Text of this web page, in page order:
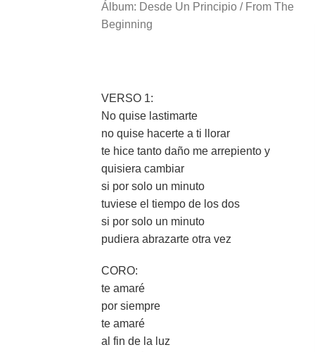
Álbum: Desde Un Principio / From The
Beginning
VERSO 1:
No quise lastimarte
no quise hacerte a ti llorar
te hice tanto daño me arrepiento y
quisiera cambiar
si por solo un minuto
tuviese el tiempo de los dos
si por solo un minuto
pudiera abrazarte otra vez
CORO:
te amaré
por siempre
te amaré
al fin de la luz